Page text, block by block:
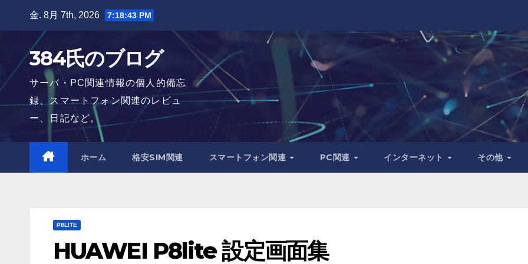
金. 8月 7th, 2026 7:18:44 PM
384氏のブログ
サーバ・PC関連情報の個人的備忘
録、スマートフォン関連のレビュ
ー、日記など。
ホーム 格安SIM関連 スマートフォン関連 PC関連 インターネット その他
P8LITE
HUAWEI P8lite 設定画面集